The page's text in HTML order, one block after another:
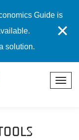
Guide is
solution.
✕